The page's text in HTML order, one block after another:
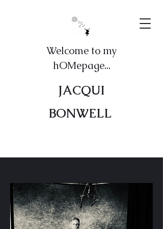
Welcome to my
hOMepage...
JACQUI
BONWELL